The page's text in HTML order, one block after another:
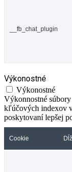
__fb_chat_plugin
Výkonostné
Výkonostné
Výkonnostné
kľúčových indexov
poskytovaní lepšej
Cookie